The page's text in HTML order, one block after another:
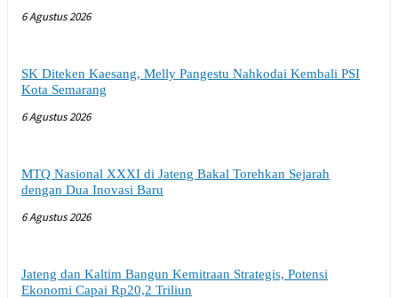
6 Agustus 2026
SK Diteken Kaesang, Melly Pangestu Nahkodai Kembali PSI
Kota Semarang
6 Agustus 2026
MTQ Nasional XXXI di Jateng Bakal Torehkan Sejarah
dengan Dua Inovasi Baru
6 Agustus 2026
Jateng dan Kaltim Bangun Kemitraan Strategis, Potensi
Ekonomi Capai Rp20,2 Triliun